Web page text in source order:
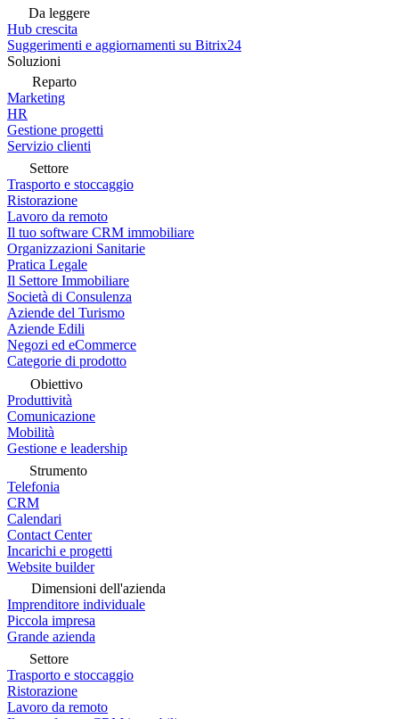
Da leggere
Hub crescita
Suggerimenti e aggiornamenti su Bitrix24
Soluzioni
Reparto
Marketing
HR
Gestione progetti
Servizio clienti
Settore
Trasporto e stoccaggio
Ristorazione
Lavoro da remoto
Il tuo software CRM immobiliare
Organizzazioni Sanitarie
Pratica Legale
Il Settore Immobiliare
Società di Consulenza
Aziende del Turismo
Aziende Edili
Negozi ed eCommerce
Categorie di prodotto
Obiettivo
Produttività
Comunicazione
Mobilità
Gestione e leadership
Strumento
Telefonia
CRM
Calendari
Contact Center
Incarichi e progetti
Website builder
Dimensioni dell'azienda
Imprenditore individuale
Piccola impresa
Grande azienda
Settore
Trasporto e stoccaggio
Ristorazione
Lavoro da remoto